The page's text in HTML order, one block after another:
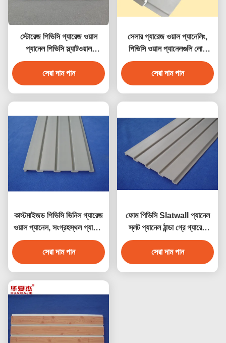
স্টোরেজ পিভিসি গ্যারেজ ওয়াল
প্যানেল পিভিসি স্ল্যাটওয়াল
অভ্যন্তরীণ দেয়াল সজ্জা
সেরা দাম পান
সেলার গ্যারেজ ওয়াল প্যানেলিং,
পিভিসি ওয়াল প্যানেলগুলি লোড
লোডিং ক্যাপাসিটি সহ
সেরা দাম পান
কাস্টমাইজড পিভিসি ভিনিল গ্যারেজ
ওয়াল প্যানেল, সংগ্রহস্থল গ্যারেজ
ওয়াল প্যানেলিং
সেরা দাম পান
ফোম পিভিসি Slatwall প্যানেল
স্লট প্যানেল ঠান্ডা গ্রে গ্যারেজ
ওয়াল প্যানেল
সেরা দাম পান